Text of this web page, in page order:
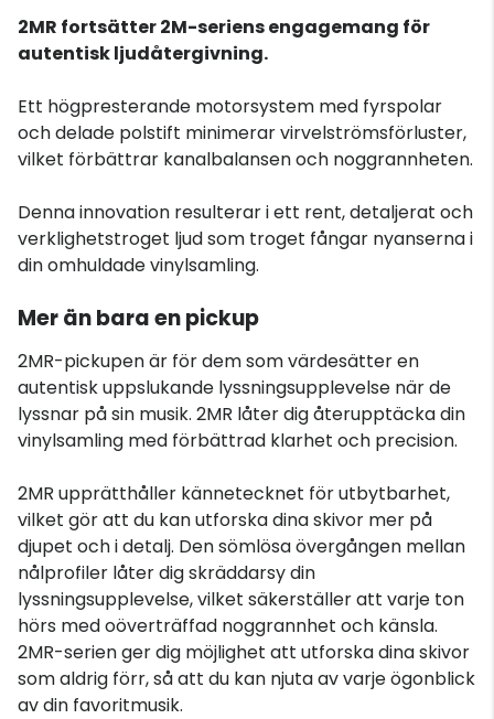
2MR fortsätter 2M-seriens engagemang för
autentisk ljudåtergivning.
Ett högpresterande motorsystem med fyrspolar
och delade polstift minimerar virvelströmsförluster,
vilket förbättrar kanalbalansen och noggrannheten.
Denna innovation resulterar i ett rent, detaljerat och
verklighetstroget ljud som troget fångar nyanserna i
din omhuldade vinylsamling.
Mer än bara en pickup
2MR-pickupen är för dem som värdesätter en
autentisk uppslukande lyssningsupplevelse när de
lyssnar på sin musik. 2MR låter dig återupptäcka din
vinylsamling med förbättrad klarhet och precision.
2MR upprätthåller kännetecknet för utbytbarhet,
vilket gör att du kan utforska dina skivor mer på
djupet och i detalj. Den sömlösa övergången mellan
nålprofiler låter dig skräddarsy din
lyssningsupplevelse, vilket säkerställer att varje ton
hörs med oöverträffad noggrannhet och känsla.
2MR-serien ger dig möjlighet att utforska dina skivor
som aldrig förr, så att du kan njuta av varje ögonblick
av din favoritmusik.